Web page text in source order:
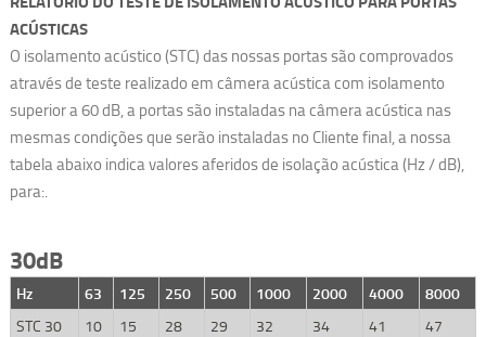
ACÚSTICAS
O isolamento acústico (STC) das nossas portas são comprovados
através de teste realizado em câmera acústica com isolamento
superior a 60 dB, a portas são instaladas na câmera acústica nas
mesmas condições que serão instaladas no Cliente final, a nossa
tabela abaixo indica valores aferidos de isolação acústica (Hz / dB),
para:.
30dB
Hz 63 125 250 500 1000 2000 4000
8000
STC 30
10 15 28 29 32 34 41 47